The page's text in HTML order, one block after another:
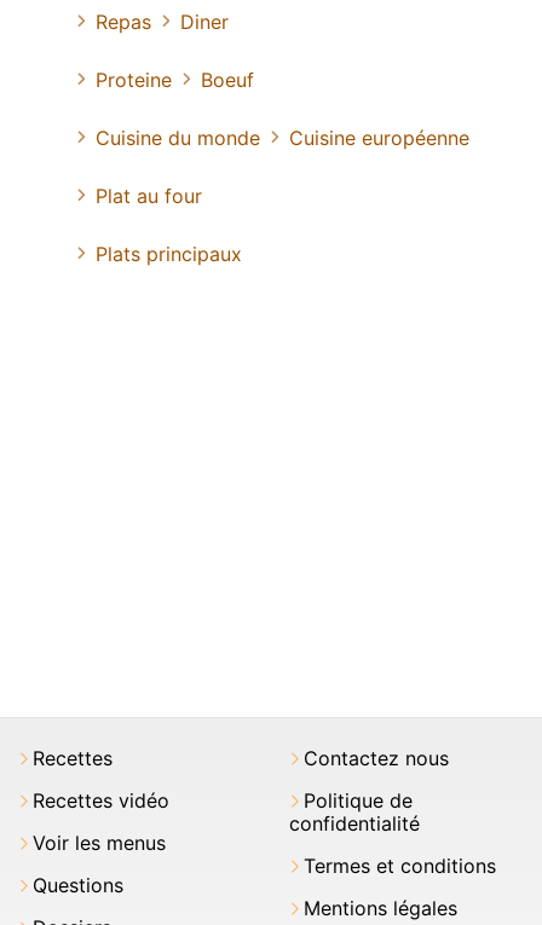
Repas
Diner
Proteine Boeuf
Cuisine du monde Cuisine européenne
Plat au four
Plats principaux
Recettes
Recettes vidéo
Voir les menus
Questions
Contactez nous
Politique de
confidentialité
Termes et conditions
Mentions légales